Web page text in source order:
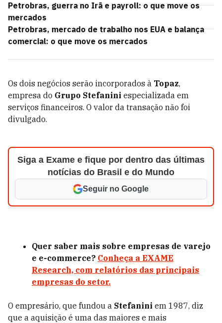
Petrobras, guerra no Irã e payroll: o que move os
mercados
Petrobras, mercado de trabalho nos EUA e balança
comercial: o que move os mercados
Os dois negócios serão incorporados à Topaz,
empresa do Grupo Stefanini especializada em
serviços financeiros. O valor da transação não foi
divulgado.
Siga a Exame e fique por dentro das últimas
notícias do Brasil e do Mundo
Seguir no Google
Quer saber mais sobre empresas de varejo
e e-commerce? Conheça a EXAME
Research, com relatórios das principais
empresas do setor.
O empresário, que fundou a Stefanini em 1987, diz
que a aquisição é uma das maiores e mais